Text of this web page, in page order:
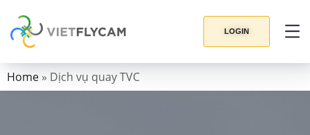
LOGIN
Home » Dịch vụ quay TVC